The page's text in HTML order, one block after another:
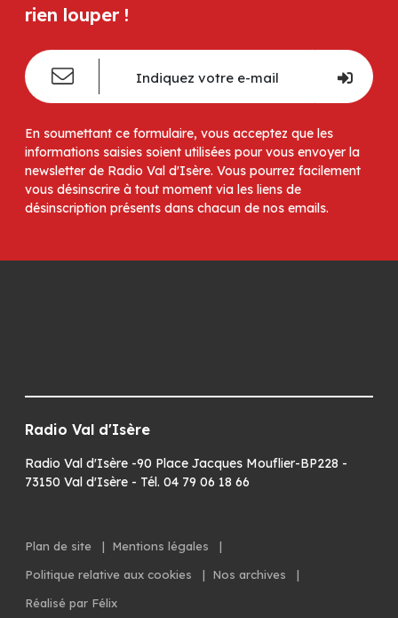
rien louper !
En soumettant ce formulaire, vous acceptez que les
informations saisies soient utilisées pour vous envoyer la
newsletter de Radio Val d'Isère. Vous pourrez facilement
vous désinscrire à tout moment via les liens de
désinscription présents dans chacun de nos emails.
Radio Val d'Isère
Radio Val d'Isère -90 Place Jacques Mouflier-BP228 -
73150 Val d'Isère - Tél. 04 79 06 18 66
Plan de site | Mentions légales
|
Politique relative aux cookies
| Nos archives
|
Réalisé par Félix